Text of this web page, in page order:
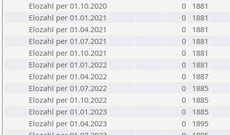
Elozahl per 01.10.2020
0
1881
Elozahl per 01.01.2021
0
1881
Elozahl per 01.04.2021
0
1881
Elozahl per 01.07.2021
0
1881
Elozahl per 01.10.2021
0
1881
Elozahl per 01.01.2022
0
1881
Elozahl per 01.04.2022
0
1887
Elozahl per 01.07.2022
0
1885
Elozahl per 01.10.2022
0
1885
Elozahl per 01.01.2023
0
1885
Elozahl per 01.04.2023
0
1895